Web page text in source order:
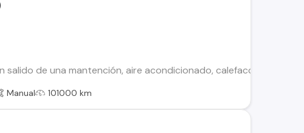
salido de una mantención, aire acondicionado, calefacción,
Manual 101000 km